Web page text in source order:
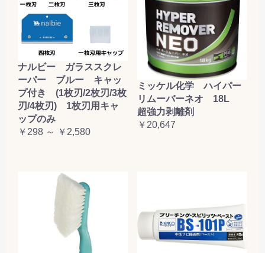
ナルビー ガラススクレ
ーパー ブルー キャッ
プ付き (1枚刃/2枚刃/3枚
刃/4枚刃) 1枚刃用キャ
ップのみ
￥298 ～ ￥2,580
ミッケル化学 ハイパー
リムーバーネオ 18L
超強力剥離剤
￥20,647